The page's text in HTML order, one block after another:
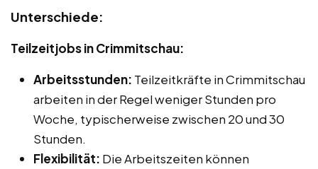
Unterschiede:
Teilzeitjobs in Crimmitschau:
Arbeitsstunden: Teilzeitkräfte in Crimmitschau
arbeiten in der Regel weniger Stunden pro
Woche, typischerweise zwischen 20 und 30
Stunden.
Flexibilität: Die Arbeitszeiten können